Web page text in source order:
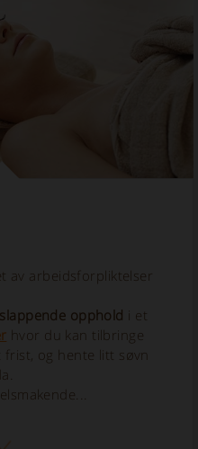
av arbeidsforpliktelser
opphold i et
hvor du kan tilbringe
og hente litt søvn